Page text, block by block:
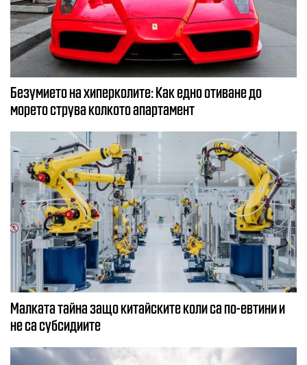
Безумието на хиперколите: Как едно отиване до
морето струва колкото апартамент
Малката тайна защо китайските коли са по-евтини и
не са субсидиите